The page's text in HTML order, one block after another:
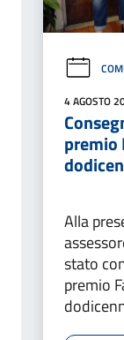
4 AGOSTO
premio
Alla
stato
premio